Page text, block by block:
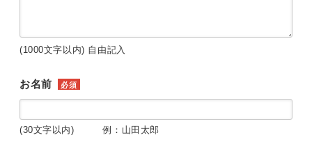
(1000文字以内) 自由記入
お名前 必須
(30文字以内) 例：山田太郎